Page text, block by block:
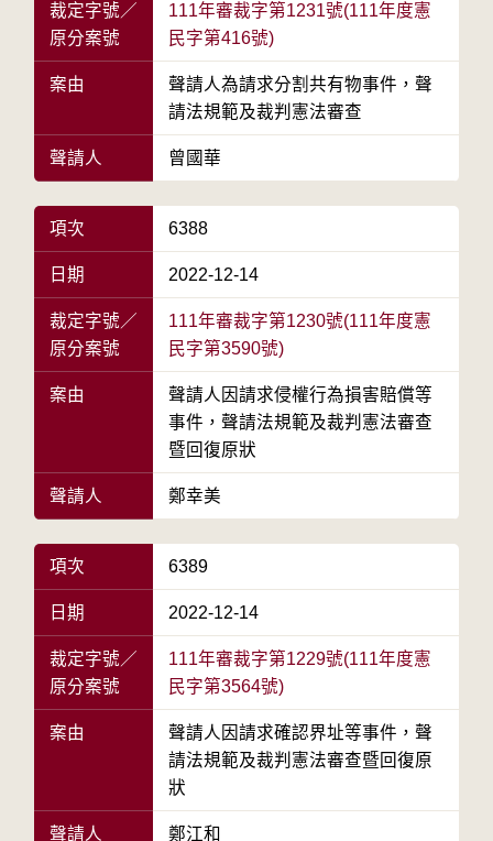
裁定字號／
原分案號
111年審裁字第1231號(111年度憲
民字第416號)
案由
聲請人為請求分割共有物事件，聲
請法規範及裁判憲法審查
聲請人 曾國華
項次 6388
日期 2022-12-14
裁定字號／
原分案號
111年審裁字第1230號(111年度憲
民字第3590號)
案由
聲請人因請求侵權行為損害賠償等
事件，聲請法規範及裁判憲法審查
暨回復原狀
聲請人 鄭幸美
項次 6389
日期 2022-12-14
裁定字號／
原分案號
111年審裁字第1229號(111年度憲
民字第3564號)
案由
聲請人因請求確認界址等事件，聲
請法規範及裁判憲法審查暨回復原
狀
聲請人 鄭江和